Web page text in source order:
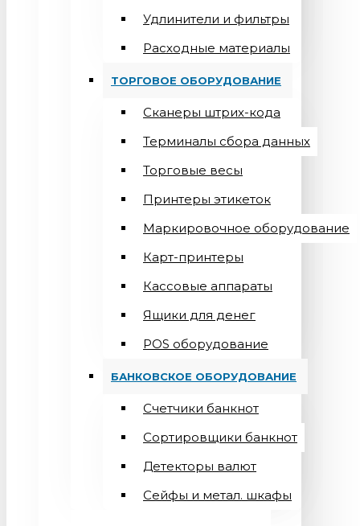
Удлинители и фильтры
Расходные материалы
ТОРГОВОЕ ОБОРУДОВАНИЕ
Сканеры штрих-кода
Терминалы сбора данных
Торговые весы
Принтеры этикеток
Маркировочное оборудование
Карт-принтеры
Кассовые аппараты
Ящики для денег
POS оборудование
БАНКОВСКОЕ ОБОРУДОВАНИЕ
Счетчики банкнот
Сортировщики банкнот
Детекторы валют
Сейфы и метал. шкафы